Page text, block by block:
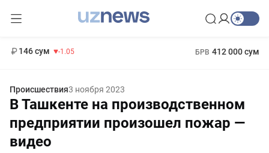
146 сум -1.05 БРВ 412 000 сум
Происшествия3 ноября 2023
В Ташкенте на производственном
предприятии произошел пожар —
видео